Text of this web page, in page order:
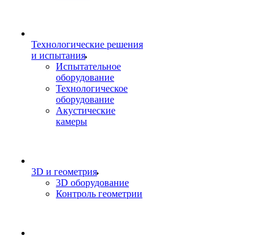
Технологические решения
и испытания
Испытательное
оборудование
Технологическое
оборудование
Акустические
камеры
3D и геометрия
3D оборудование
Контроль геометрии